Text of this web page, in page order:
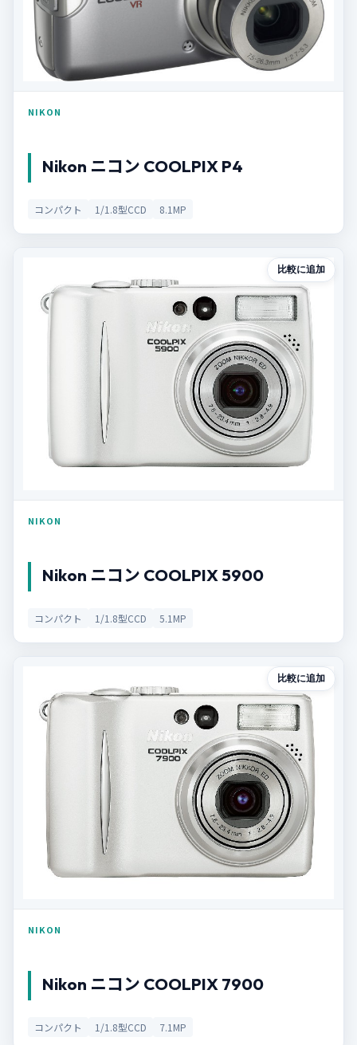
NIKON
Nikon ニコン COOLPIX P4
コンパクト 1/1.8型CCD 8.1MP
比較に追加
NIKON
Nikon ニコン COOLPIX 5900
コンパクト 1/1.8型CCD 5.1MP
比較に追加
NIKON
Nikon ニコン COOLPIX 7900
コンパクト 1/1.8型CCD 7.1MP